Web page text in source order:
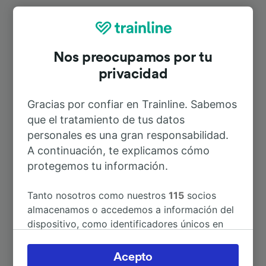
Rutas más populares desde
A Frankfurt (Main) Hbf
A Gera Hbf 26min
A Gera Süd 23min
A Greiz 6min
Nos preocupamos por tu
privacidad
Gracias por confiar en Trainline. Sabemos
que el tratamiento de tus datos
personales es una gran responsabilidad.
A continuación, te explicamos cómo
protegemos tu información.
Tanto nosotros como nuestros115 socios
almacenamos o accedemos a información del
dispositivo, como identificadores únicos en
Puedes aceptar o administrar tus preferencias
Acepto